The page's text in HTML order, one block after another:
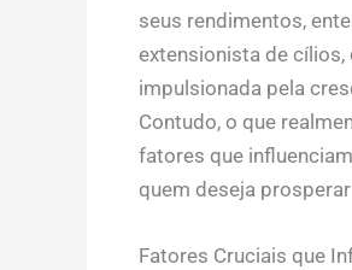
seus rendimentos,
extensionista de cílios,
impulsionada pela
Contudo, o que
fatores que
quem deseja
Fatores Cruciais que